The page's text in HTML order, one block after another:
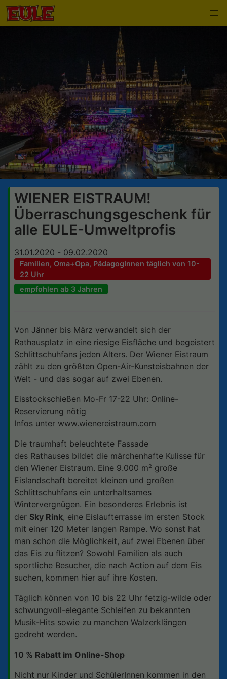
WIENER EISTRAUM!
Überraschungsgeschenk für
alle EULE-Umweltprofis
31.01.2020 - 09.02.2020
Familien, Oma+Opa, PädagogInnen täglich von 10-
22 Uhr
empfohlen ab 3 Jahren
Von Jänner bis März verwandelt sich der
Rathausplatz in eine riesige Eisfläche und begeistert
Schlittschuhfans jeden Alters. Der Wiener Eistraum
zählt zu den größten Open-Air-Kunsteisbahnen der
Welt - und das sogar auf zwei Ebenen.
Eisstockschießen Mo-Fr 17-22 Uhr: Online-
Reservierung nötig
Infos unter www.wienereistraum.com
Die traumhaft beleuchtete Fassade
des Rathauses bildet die märchenhafte Kulisse für
den Wiener Eistraum. Eine 9.000 m² große
Eislandschaft bereitet kleinen und großen
Schlittschuhfans ein unterhaltsames
Wintervergnügen. Ein besonderes Erlebnis ist
der Sky Rink, eine Eislaufterrasse im ersten Stock
mit einer 120 Meter langen Rampe. Wo sonst hat
man schon die Möglichkeit, auf zwei Ebenen über
das Eis zu flitzen? Sowohl Familien als auch
sportliche Besucher, die nach Action auf dem Eis
suchen, kommen hier auf ihre Kosten.
Täglich können von 10 bis 22 Uhr fetzig-wilde oder
schwungvoll-elegante Schleifen zu bekannten
Musik-Hits sowie zu manchen Walzerklängen
gedreht werden.
10 % Rabatt im Online-Shop
Nicht nur Kinder und SchülerInnen kommen in den